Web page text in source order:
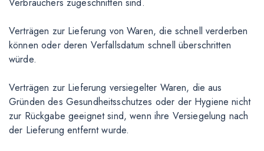
Verträgen zur Lieferung von Waren, die schnell verderben
können oder deren Verfallsdatum schnell überschritten
würde.
Verträgen zur Lieferung versiegelter Waren, die aus
Gründen des Gesundheitsschutzes oder der Hygiene nicht
zur Rückgabe geeignet sind, wenn ihre Versiegelung nach
der Lieferung entfernt wurde.